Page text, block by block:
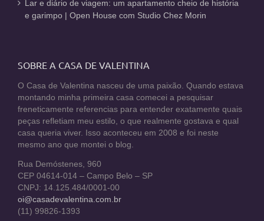
Lar e diário de viagem: um apartamento cheio de história
e garimpo | Open House com Studio Chez Morin
SOBRE A CASA DE VALENTINA
O Casa de Valentina nasceu de uma paixão. Quando estava
montando minha primeira casa comecei a pesquisar
freneticamente referencias para entender exatamente quais
peças refletiam meu estilo, o que realmente gostava e qual
casa queria viver. Isso aconteceu em 2008 e foi neste
mesmo ano que montei o blog.
Rua Demóstenes, 960
CEP 04614-014 – Campo Belo – SP
CNPJ: 14.125.484/0001-00
oi@casadevalentina.com.br
(11) 99826-1393